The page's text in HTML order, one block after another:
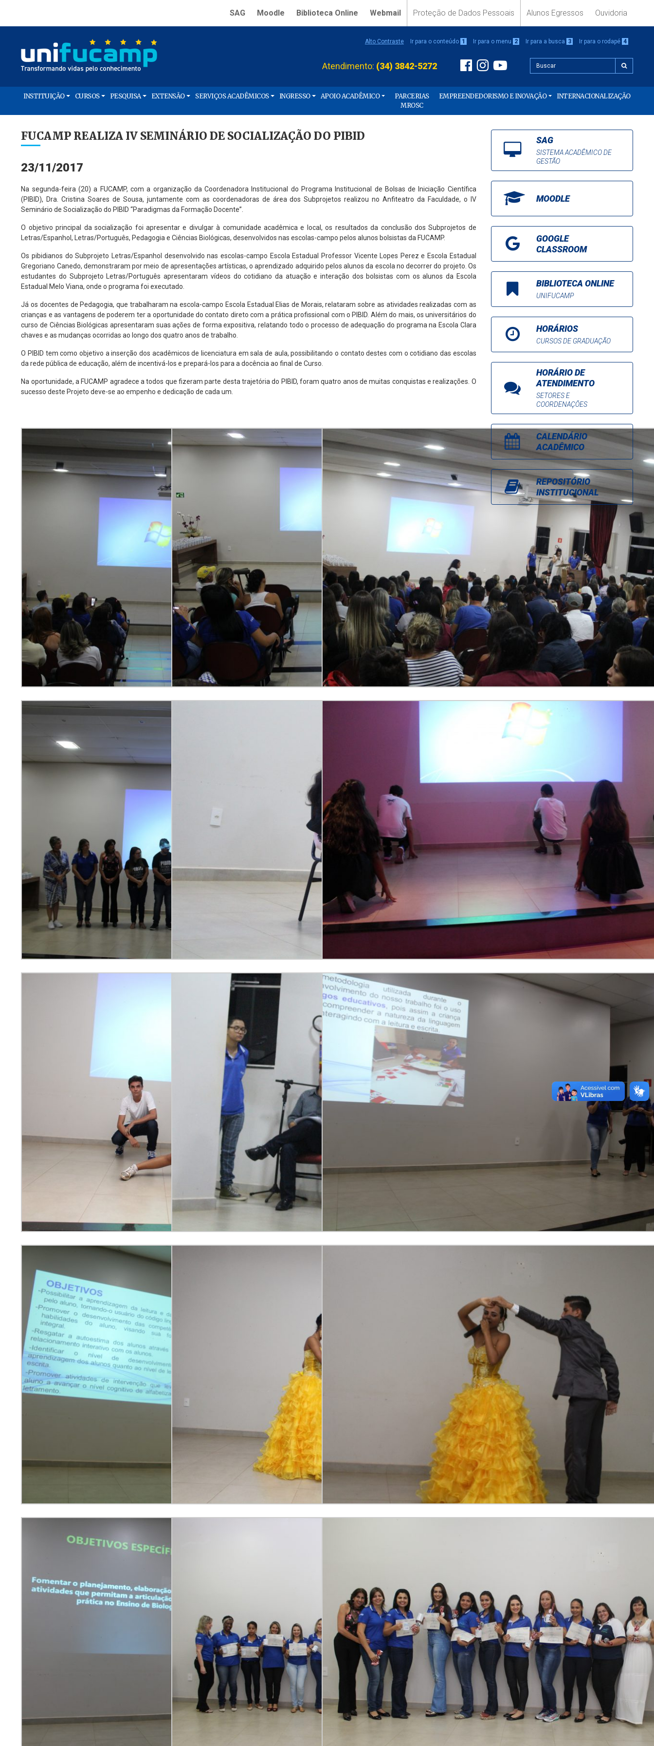
SAG Moodle Biblioteca Online Webmail Proteção de Dados Pessoais Alunos Egressos Ouvidoria
Alto Contraste Ir para o conteúdo 1 Ir para o menu 2 Ir para a busca 3 Ir para o rodapé 4
Atendimento: (34) 3842-5272
INSTITUIÇÃO CURSOS PESQUISA EXTENSÃO SERVIÇOS ACADÊMICOS INGRESSO APOIO ACADÊMICO
PARCERIAS
MROSC
EMPREENDEDORISMO E INOVAÇÃO INTERNACIONALIZAÇÃO
FUCAMP REALIZA IV SEMINÁRIO DE SOCIALIZAÇÃO DO PIBID
23/11/2017
Na segunda-feira (20) a FUCAMP, com a organização da Coordenadora Institucional do Programa Institucional de Bolsas de Iniciação Científica
(PIBID), Dra. Cristina Soares de Sousa, juntamente com as coordenadoras de área dos Subprojetos realizou no Anfiteatro da Faculdade, o IV
Seminário de Socialização do PIBID “Paradigmas da Formação Docente”.
O objetivo principal da socialização foi apresentar e divulgar à comunidade acadêmica e local, os resultados da conclusão dos Subprojetos de
Letras/Espanhol, Letras/Português, Pedagogia e Ciências Biológicas, desenvolvidos nas escolas-campo pelos alunos bolsistas da FUCAMP.
Os pibidianos do Subprojeto Letras/Espanhol desenvolvido nas escolas-campo Escola Estadual Professor Vicente Lopes Perez e Escola Estadual
Gregoriano Canedo, demonstraram por meio de apresentações artísticas, o aprendizado adquirido pelos alunos da escola no decorrer do projeto. Os
estudantes do Subprojeto Letras/Português apresentaram vídeos do cotidiano da atuação e interação dos bolsistas com os alunos da Escola
Estadual Melo Viana, onde o programa foi executado.
Já os docentes de Pedagogia, que trabalharam na escola-campo Escola Estadual Elias de Morais, relataram sobre as atividades realizadas com as
crianças e as vantagens de poderem ter a oportunidade do contato direto com a prática profissional com o PIBID. Além do mais, os universitários do
curso de Ciências Biológicas apresentaram suas ações de forma expositiva, relatando todo o processo de adequação do programa na Escola Clara
chaves e as mudanças ocorridas ao longo dos quatro anos de trabalho.
O PIBID tem como objetivo a inserção dos acadêmicos de licenciatura em sala de aula, possibilitando o contato destes com o cotidiano das escolas
da rede pública de educação, além de incentivá-los e prepará-los para a docência ao final de Curso.
Na oportunidade, a FUCAMP agradece a todos que fizeram parte desta trajetória do PIBID, foram quatro anos de muitas conquistas e realizações. O
sucesso deste Projeto deve-se ao empenho e dedicação de cada um.
SAG
SISTEMA ACADÊMICO DE
GESTÃO
MOODLE
GOOGLE
CLASSROOM
BIBLIOTECA ONLINE
UNIFUCAMP
HORÁRIOS
CURSOS DE GRADUAÇÃO
HORÁRIO DE
ATENDIMENTO
SETORES E
COORDENAÇÕES
CALENDÁRIO
ACADÊMICO
REPOSITÓRIO
INSTITUCIONAL